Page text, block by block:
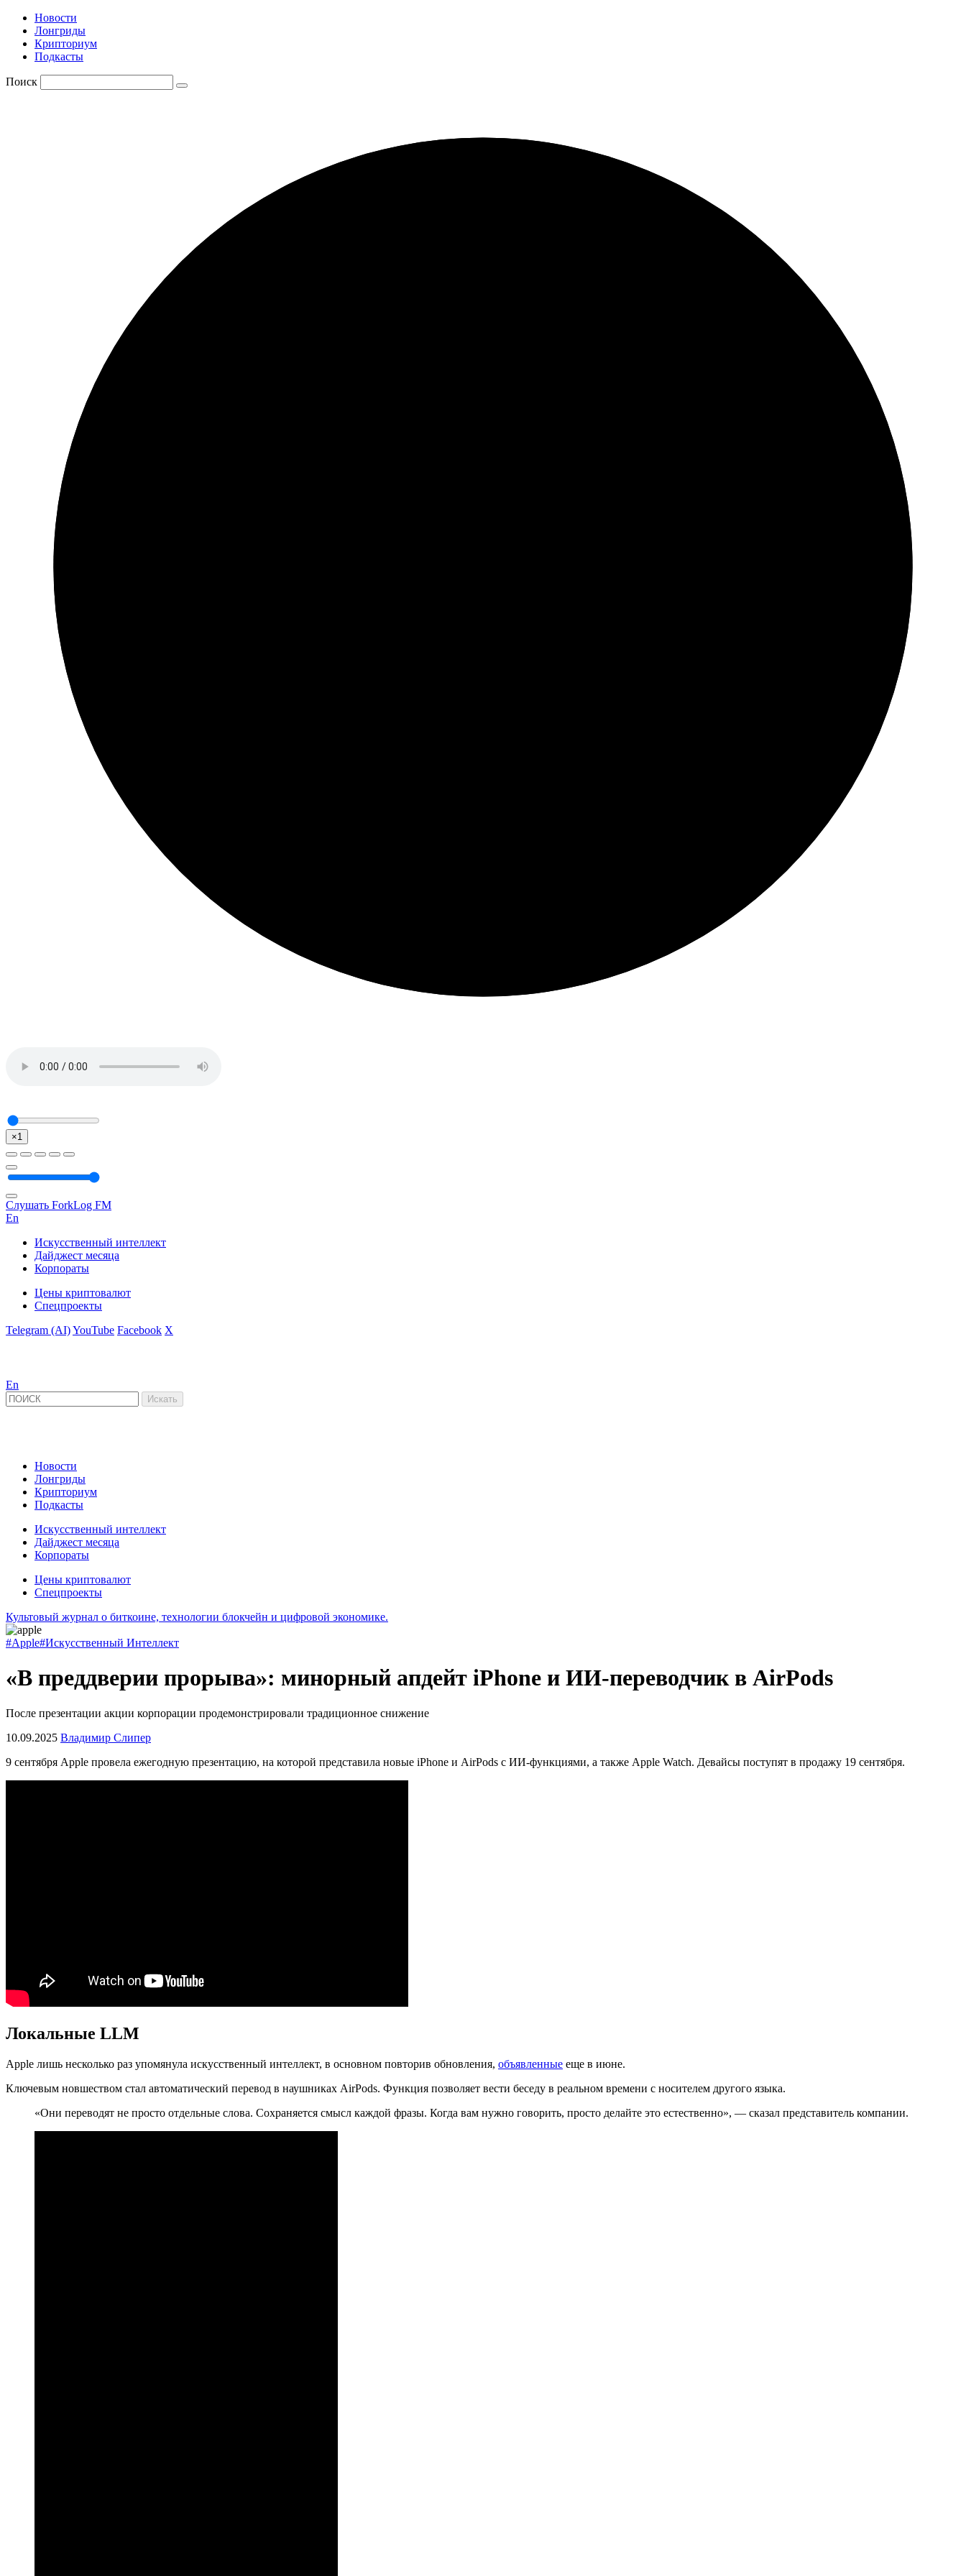
Новости
Лонгриды
Крипториум
Подкасты
Поиск
×1
Слушать ForkLog FM
En
Искусственный интеллект
Дайджест месяца
Корпораты
Цены криптовалют
Спецпроекты
Telegram (AI)YouTube Facebook X
En
Новости
Лонгриды
Крипториум
Подкасты
Искусственный интеллект
Дайджест месяца
Корпораты
Цены криптовалют
Спецпроекты
Культовый журнал о биткоине, технологии блокчейн и цифровой экономике.
#Apple#Искусственный Интеллект
«В преддверии прорыва»: минорный апдейт iPhone и ИИ-переводчик в AirPods
После презентации акции корпорации продемонстрировали традиционное снижение
10.09.2025 Владимир Слипер
9 сентября Apple провела ежегодную презентацию, на которой представила новые iPhone и AirPods с ИИ-функциями, а также Apple Watch. Девайсы поступят в продажу 19 сентября.
Локальные LLM
Apple лишь несколько раз упомянула искусственный интеллект, в основном повторив обновления, объявленные еще в июне.
Ключевым новшеством стал автоматический перевод в наушниках AirPods. Функция позволяет вести беседу в реальном времени с носителем другого языка.
«Они переводят не просто отдельные слова. Сохраняется смысл каждой фразы. Когда вам нужно говорить, просто делайте это естественно», — сказал представитель компании.